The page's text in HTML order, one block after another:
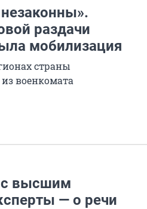
раздачи
мобилизация
страны
военкомата
с высшим
— о речи